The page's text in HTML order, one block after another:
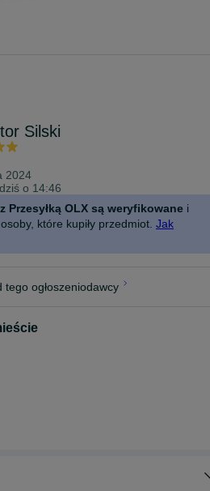
naklejkach. Zawsze dobieramy
dbając o zadowolenie klienta. Po
pisać :)
Business Professional i Adobe
fakturę VAT 23%.
Przelew, Blik, przedpłata lub
zapasów
Silski
2024
o 14:46
Przesyłką OLX są weryfikowane i
które kupiły przedmiot. Jak
tego ogłoszeniodawcy